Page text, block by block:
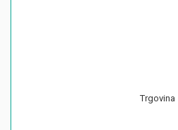
Trgovina